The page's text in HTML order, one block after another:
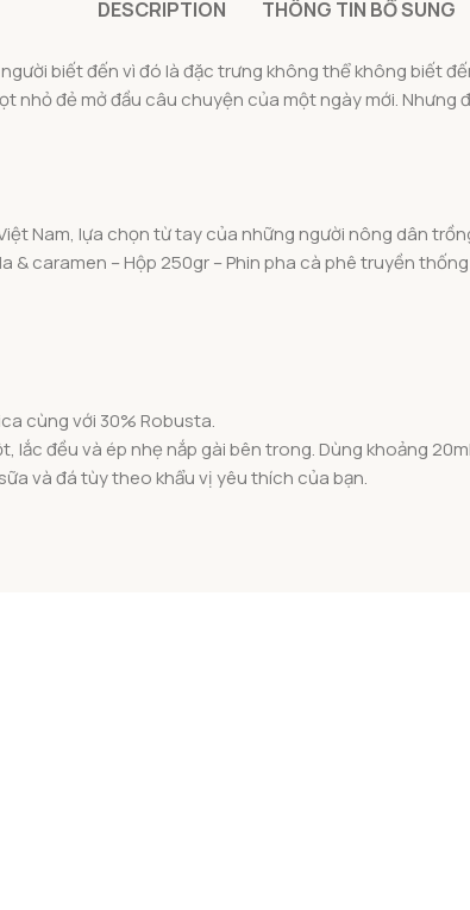
DESCRIPTION THÔNG TIN BỔ SUNG
biết đến vì đó là đặc trưng không thể không biết
nhỏ đẻ mở đầu câu chuyện của một ngày mới.
Nam, lựa chọn từ tay của những người nông dân
& caramen – Hộp 250gr – Phin pha cà phê truyền thống
cùng với 30% Robusta.
lắc đều và ép nhẹ nắp gài bên trong. Dùng khoảng
và đá tùy theo khẩu vị yêu thích của bạn.